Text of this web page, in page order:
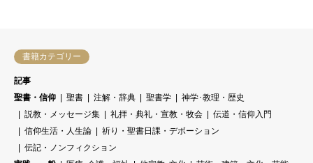
書籍カテゴリー
記事
聖書・信仰
聖書 注解・辞典 聖書学
神学･教理・歴史
説教・メッセージ集
礼拝・典礼・宣教・牧会
伝道・信仰入門
信仰生活・人生論
祈り・聖書日課・デボーション
伝記・ノンフィクション